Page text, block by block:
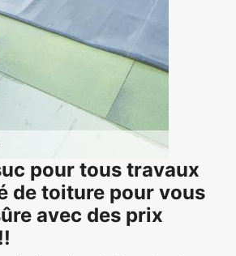
pour tous travaux
de toiture pour vous
avec des prix